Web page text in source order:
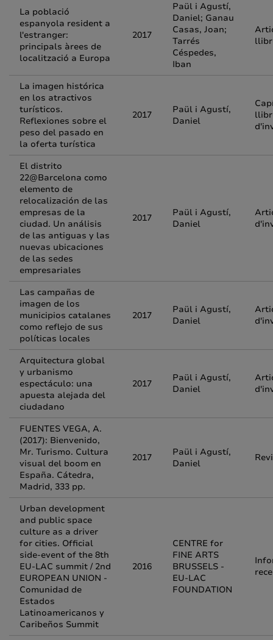
La població
espanyola resident a
l'estranger:
principals àrees de
localització a Europa
2017
Paül i Agustí,
Daniel; Ganau
Casas, Joan;
Tarrés
Céspedes,
Iban
La imagen histórica
en los atractivos
turísticos.
Reflexiones sobre el
peso del pasado en
la oferta turística
2017
Paül i Agustí,
Daniel
El distrito
22@Barcelona como
elemento de
relocalización de las
empresas de la
ciudad. Un análisis
de las antiguas y las
nuevas ubicaciones
de las sedes
empresariales
2017
Paül i Agustí,
Daniel
Las campañas de
imagen de los
municipios catalanes
como reflejo de sus
políticas locales
2017
Paül i Agustí,
Daniel
Arquitectura global
y urbanismo
espectáculo: una
apuesta alejada del
ciudadano
2017
Paül i Agustí,
Daniel
FUENTES VEGA, A.
(2017): Bienvenido,
Mr. Turismo. Cultura
visual del boom en
España. Cátedra,
Madrid, 333 pp.
2017
Paül i Agustí,
Daniel
Urban development
and public space
culture as a driver
for cities. Official
side-event of the 8th
EU-LAC summit / 2nd
EUROPEAN UNION -
Comunidad de
Estados
Latinoamericanos y
Caribeños Summit
2016
CENTRE for
FINE ARTS
BRUSSELS -
EU-LAC
FOUNDATION